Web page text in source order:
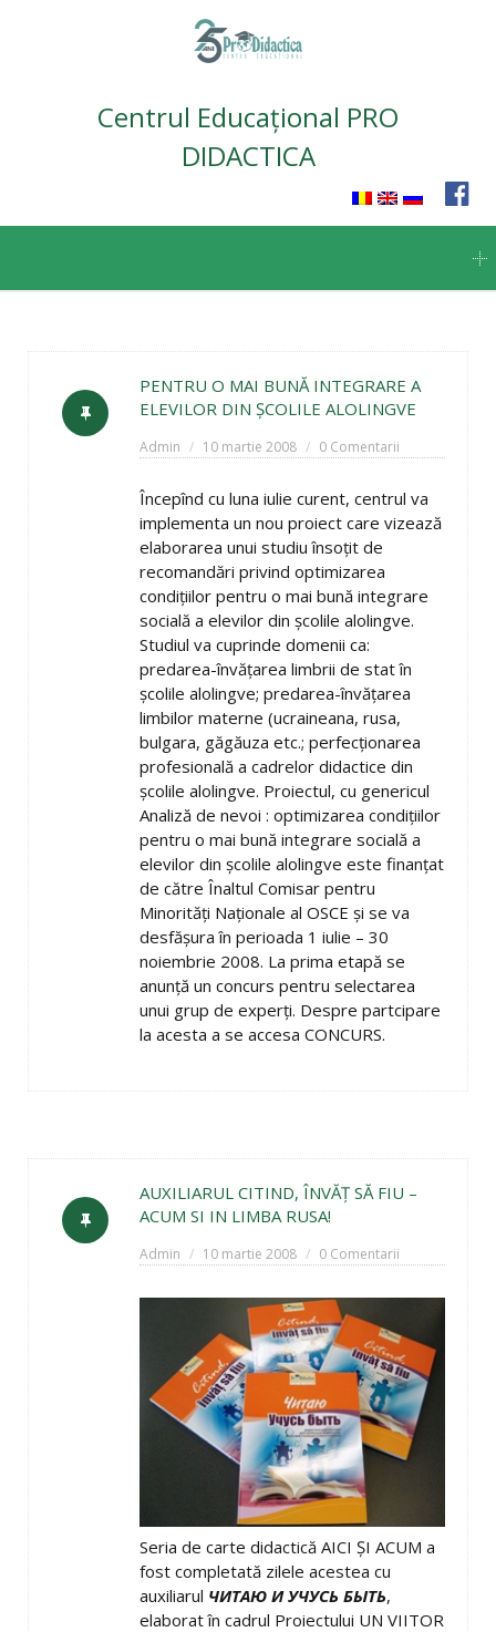
Centrul Educațional PRO
DIDACTICA
content
PENTRU O MAI BUNĂ INTEGRARE A
ELEVILOR DIN ŞCOLILE ALOLINGVE
Admin 10 martie 2008 0 Comentarii
Începînd cu luna iulie curent, centrul va
implementa un nou proiect care vizează
elaborarea unui studiu însoţit de
recomandări privind optimizarea
condiţiilor pentru o mai bună integrare
socială a elevilor din şcolile alolingve.
Studiul va cuprinde domenii ca:
predarea-învăţarea limbrii de stat în
şcolile alolingve; predarea-învăţarea
limbilor materne (ucraineana, rusa,
bulgara, găgăuza etc.; perfecţionarea
profesională a cadrelor didactice din
şcolile alolingve. Proiectul, cu genericul
Analiză de nevoi : optimizarea condiţiilor
pentru o mai bună integrare socială a
elevilor din şcolile alolingve este finanţat
de către Înaltul Comisar pentru
Minorităţi Naţionale al OSCE şi se va
desfăşura în perioada 1 iulie – 30
noiembrie 2008. La prima etapă se
anunţă un concurs pentru selectarea
unui grup de experţi. Despre partcipare
la acesta a se accesa CONCURS.
AUXILIARUL CITIND, ÎNVĂŢ SĂ FIU –
ACUM SI IN LIMBA RUSA!
Admin 10 martie 2008 0 Comentarii
Seria de carte didactică AICI ŞI ACUM a
fost completată zilele acestea cu
auxiliarul ЧИТАЮ И УЧУСЬ БЫТЬ,
elaborat în cadrul Proiectului UN VIITOR